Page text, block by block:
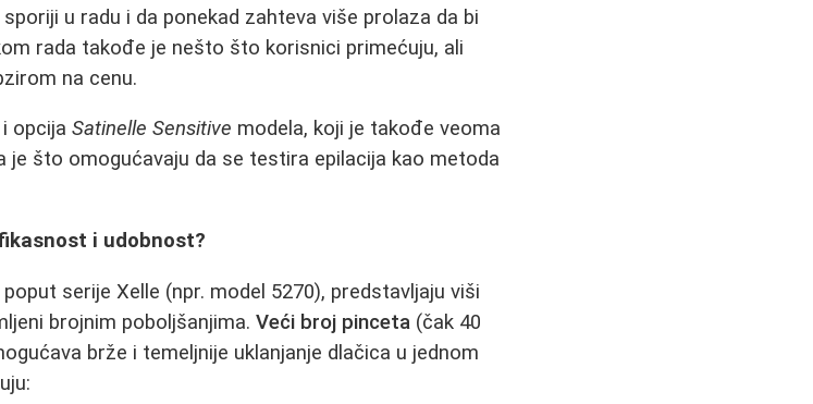
u radu i da ponekad zahteva više prolaza da bi
rada takođe je nešto što korisnici primećuju, ali
na cenu.
i opcijaSatinelle Sensitive modela, koji je takođe veoma
je što omogućavaju da se testira epilacija kao metoda
i udobnost?
serije Xelle (npr. model 5270), predstavljaju viši
brojnim poboljšanjima.Veći broj pinceta (čak 40
brže i temeljnije uklanjanje dlačica u jednom